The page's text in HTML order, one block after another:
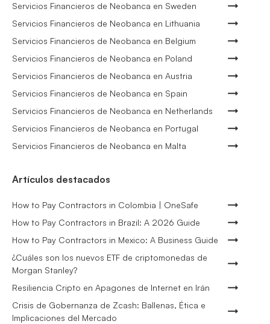
Servicios Financieros de Neobanca en Sweden
Servicios Financieros de Neobanca en Lithuania
Servicios Financieros de Neobanca en Belgium
Servicios Financieros de Neobanca en Poland
Servicios Financieros de Neobanca en Austria
Servicios Financieros de Neobanca en Spain
Servicios Financieros de Neobanca en Netherlands
Servicios Financieros de Neobanca en Portugal
Servicios Financieros de Neobanca en Malta
Artículos destacados
How to Pay Contractors in Colombia | OneSafe
How to Pay Contractors in Brazil: A 2026 Guide
How to Pay Contractors in Mexico: A Business Guide
¿Cuáles son los nuevos ETF de criptomonedas de
Morgan Stanley?
Resiliencia Cripto en Apagones de Internet en Irán
Crisis de Gobernanza de Zcash: Ballenas, Ética e
Implicaciones del Mercado